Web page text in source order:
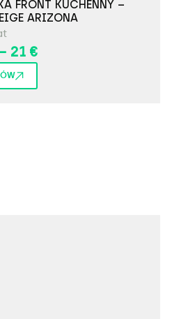
FRONT KUCHENNY –
ARIZONA
21 €